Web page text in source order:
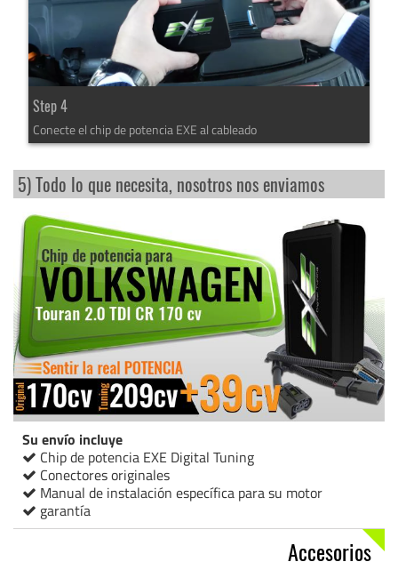
Step 4
Conecte el chip de potencia EXE al cableado
5) Todo lo que necesita, nosotros nos enviamos
Su envío incluye
Chip de potencia EXE Digital Tuning
Conectores originales
Manual de instalación específica para su motor
garantía
Accesorios